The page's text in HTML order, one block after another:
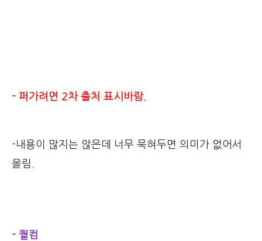
- 퍼가려면 2차 출처 표시바람.
-내용이 많지는 않은데 너무 묵혀두면 의미가 없어서
올림.
- 퀄컴